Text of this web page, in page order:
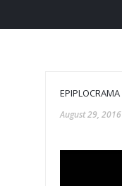
EPIPLOCRAMA
August 29, 2016